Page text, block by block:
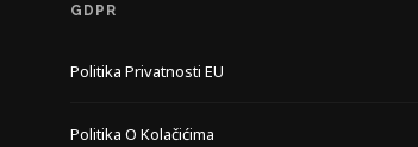
GDPR
Politika Privatnosti EU
Politika O Kolačićima